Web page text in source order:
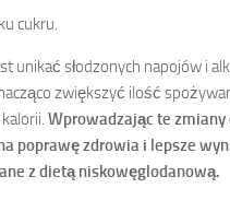
cukru.
unikać słodzonych napojów i
zwiększyć ilość
Wprowadzając te zmiany
poprawę zdrowia i lepsze
z dietą niskowęglodanową.